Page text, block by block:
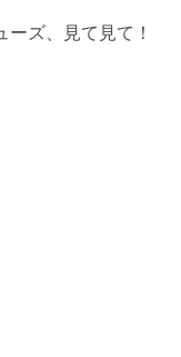
ーズ、見て見て！